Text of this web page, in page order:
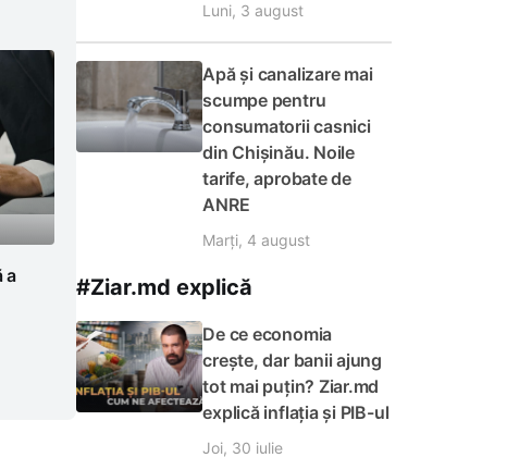
a
Luni, 3 august
Apă și canalizare mai
scumpe pentru
consumatorii casnici
din Chișinău. Noile
tarife, aprobate de
ANRE
Marți, 4 august
#Ziar.md explică
De ce economia
crește, dar banii ajung
tot mai puțin? Ziar.md
explică inflația și PIB-ul
Joi, 30 iulie